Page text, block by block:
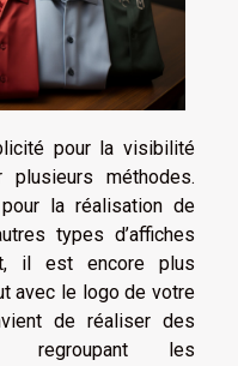
pour la visibilité
plusieurs méthodes.
la réalisation de
types d’affiches
il est encore plus
avec le logo de votre
de réaliser des
regroupant les